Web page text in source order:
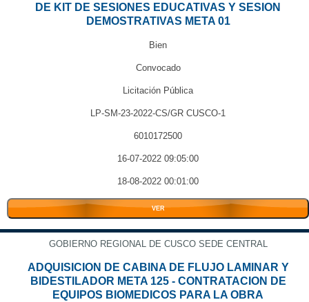
DE KIT DE SESIONES EDUCATIVAS Y SESION
DEMOSTRATIVAS META 01
Bien
Convocado
Licitación Pública
LP-SM-23-2022-CS/GR CUSCO-1
6010172500
16-07-2022 09:05:00
18-08-2022 00:01:00
VER
GOBIERNO REGIONAL DE CUSCO SEDE CENTRAL
ADQUISICION DE CABINA DE FLUJO LAMINAR Y
BIDESTILADOR META 125 - CONTRATACION DE
EQUIPOS BIOMEDICOS PARA LA OBRA